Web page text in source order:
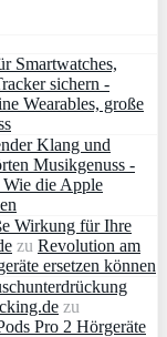
Smartwatches,
sichern -
Wearables, große
Klang und
Musikgenuss -
die Apple
Wirkung für Ihre
zu Revolution am
ersetzen können
zu
Pro 2 Hörgeräte